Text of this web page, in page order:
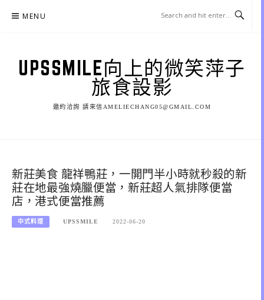
MENU
UPSSMILE向上的微笑萍子
旅食設影
邀約洽詢 請來信AMELIECHANG05@GMAIL.COM
新莊美食 龍祥鴨莊，一開門半小時就秒殺的新
莊在地最強燒臘便當，新莊超人氣排隊便當
店，港式便當推薦
中式料理 UPSSMILE 2022-06-20